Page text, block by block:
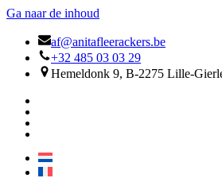
Ga naar de inhoud
af@anitafleerackers.be
+32 485 03 03 29
Hemeldonk 9, B-2275 Lille-